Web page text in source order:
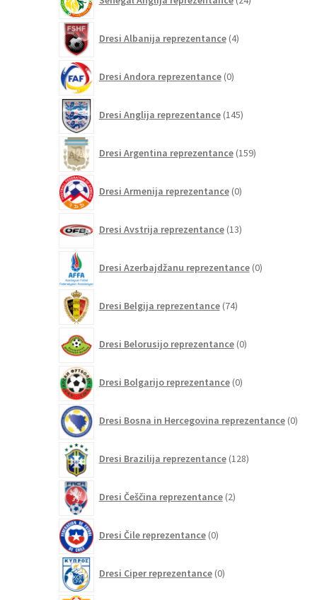
izdelkov
Dresi Albanija reprezentance 4izdelki
Dresi Andora reprezentance 0izdelkov
Dresi Anglija reprezentance 145izdelkov
Dresi Argentina reprezentance 159izdelkov
Dresi Armenija reprezentance 0izdelkov
Dresi Avstrija reprezentance 13izdelkov
Dresi Azerbajdžanu reprezentance 0izdelkov
Dresi Belgija reprezentance 74izdelkov
Dresi Belorusijo reprezentance 0izdelkov
Dresi Bolgarijo reprezentance 0izdelkov
Dresi Bosna in Hercegovina reprezentance 0
Dresi Brazilija reprezentance 128izdelkov
Dresi Češčina reprezentance 2izdelka
Dresi Čile reprezentance 0izdelkov
Dresi Ciper reprezentance 0izdelkov